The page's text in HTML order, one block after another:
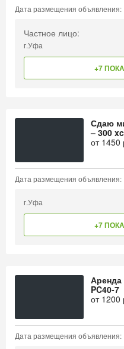
Дата размещения объявления:
Частное лицо:
г.Уфа
+7
Сдаю
– 300 xc
от 1450
Дата размещения объявления:
г.Уфа
+7
Аренда
PC40-7
от 1200
Дата размещения объявления: